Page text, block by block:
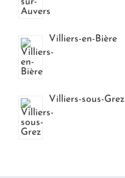
Villiers-en-Bière
Villiers-sous-Grez